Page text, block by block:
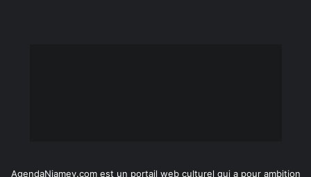
AgendaNiamey.com est un portail web culturel qui a pour ambition